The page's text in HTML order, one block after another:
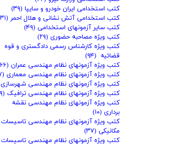
کتب استخدامی ایران خودرو و سایپا (۳۹)
کتب استخدامی آتش نشانی و هلال احمر (۳۱)
کتب سایر آزمونهای استخدامی (۴۹)
کتب ویژه مصاحبه حضوری (۲۹)
کتب ویژه کارشناس رسمی دادگستری و قوه
قضائیه (۹۴)
کتب ویژه آزمونهای نظام مهندسی عمران (۶۶)
کتب ویژه آزمونهای نظام مهندسی معماری (۴۷)
کتب ویژه آزمونهای نظام مهندسی شهرسازی
کتب ویژه آزمونهای نظام مهندسی ترافیک (۹)
کتب ویژه آزمونهای نظام مهندسی نقشه
برداری (۱۰)
کتب ویژه آزمونهای نظام مهندسی تاسیسات
مکانیکی (۳۷)
کتب ویژه آزمونهای نظام مهندسی تاسیسات